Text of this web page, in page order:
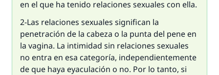
en el que ha tenido relaciones sexuales con ella.
2-Las relaciones sexuales significan la
penetración de la cabeza o la punta del pene en
la vagina. La intimidad sin relaciones sexuales
no entra en esa categoría, independientemente
de que haya eyaculación o no. Por lo tanto, si